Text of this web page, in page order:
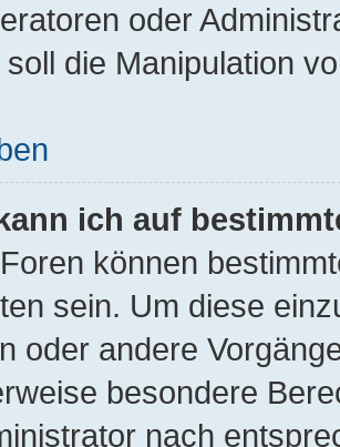
oder
die Manipulation
ich auf
können
sein. Um diese
oder andere
besondere
nach